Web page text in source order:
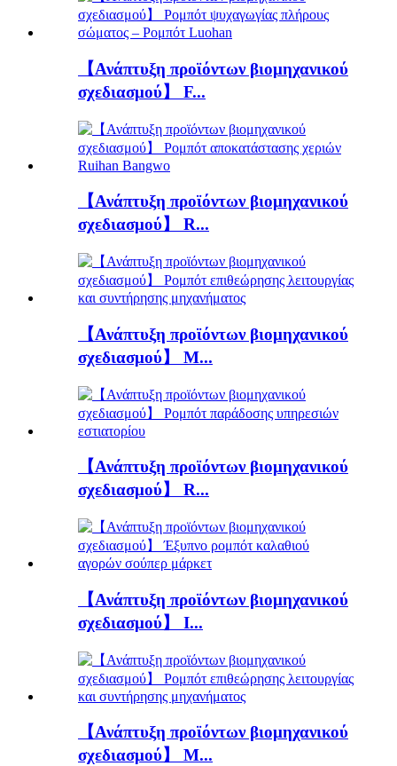
【Ανάπτυξη προϊόντων βιομηχανικού
σχεδιασμού】 F...
【Ανάπτυξη προϊόντων βιομηχανικού
σχεδιασμού】 R...
【Ανάπτυξη προϊόντων βιομηχανικού
σχεδιασμού】 M...
【Ανάπτυξη προϊόντων βιομηχανικού
σχεδιασμού】 R...
【Ανάπτυξη προϊόντων βιομηχανικού
σχεδιασμού】 I...
【Ανάπτυξη προϊόντων βιομηχανικού
σχεδιασμού】 M...